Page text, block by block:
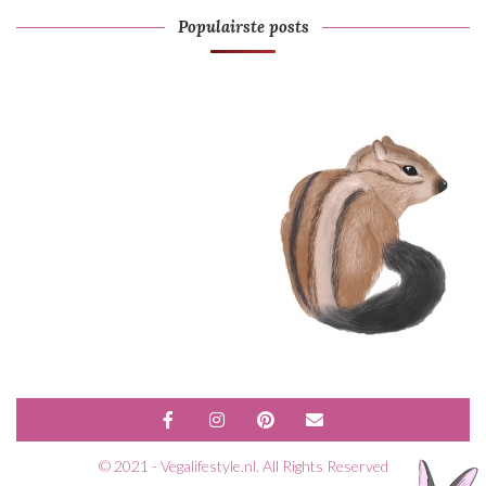
Populairste posts
© 2021 - Vegalifestyle.nl. All Rights Reserved